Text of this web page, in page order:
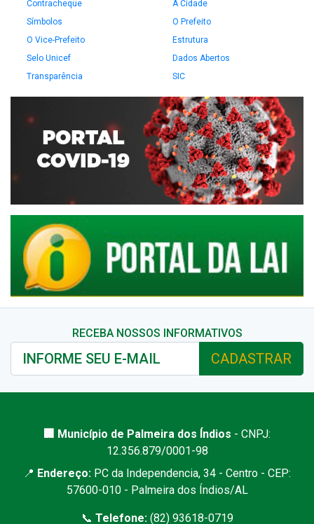
Contracheque
A Cidade
Símbolos
O Prefeito
O Vice-Prefeito
Estrutura
Selo Unicef
Dados Abertos
Transparência
SIC
RECEBA NOSSOS INFORMATIVOS
CADASTRAR
🏢 Município de Palmeira dos Índios - CNPJ:
12.356.879/0001-98
📍 Endereço: PC da Independencia, 34 - Centro - CEP:
57600-010 - Palmeira dos Índios/AL
📞 Telefone:(82) 93618-0719